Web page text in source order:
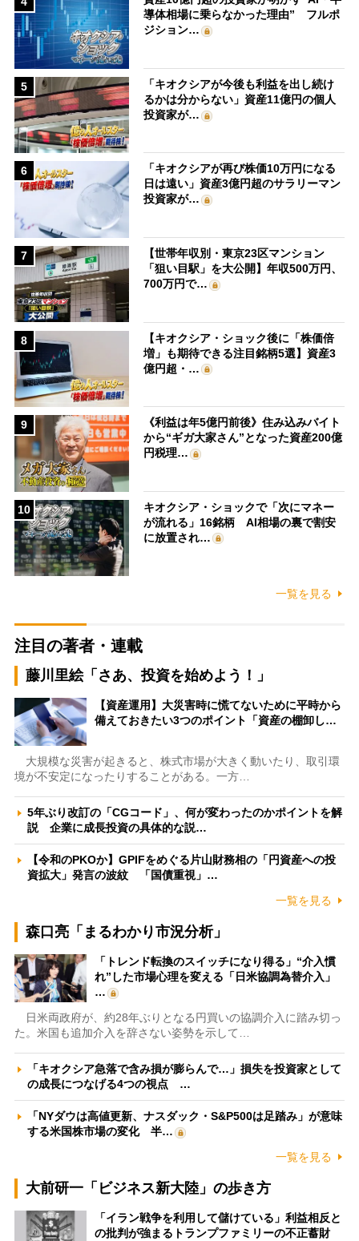
導体相場に乗らなかった理由” フルポ
ジション…
5
「キオクシアが今後も利益を出し続け
るかは分からない」資産11億円の個人
投資家が…
6
「キオクシアが再び株価10万円になる
日は遠い」資産3億円超のサラリーマン
投資家が…
7
【世帯年収別・東京23区マンション
「狙い目駅」を大公開】年収500万円、
700万円で…
8
【キオクシア・ショック後に「株価倍
増」も期待できる注目銘柄5選】資産3
億円超・…
9
《利益は年5億円前後》住み込みバイト
から“ギガ大家さん”となった資産200億
円税理…
10
キオクシア・ショックで「次にマネー
が流れる」16銘柄 AI相場の裏で割安
に放置され…
一覧を見る
注目の著者・連載
藤川里絵「さあ、投資を始めよう！」
【資産運用】大災害時に慌てないために平時から
備えておきたい3つのポイント「資産の棚卸し…
大規模な災害が起きると、株式市場が大きく動いたり、取引環
境が不安定になったりすることがある。一方…
5年ぶり改訂の「CGコード」、何が変わったのかポイントを解
説 企業に成長投資の具体的な説…
【令和のPKOか】GPIFをめぐる片山財務相の「円資産への投
資拡大」発言の波紋 「国債重視」…
一覧を見る
森口亮「まるわかり市況分析」
「トレンド転換のスイッチになり得る」“介入慣
れ”した市場心理を変える「日米協調為替介入」
…
日米両政府が、約28年ぶりとなる円買いの協調介入に踏み切っ
た。米国も追加介入を辞さない姿勢を示して…
「キオクシア急落で含み損が膨らんで…」損失を投資家として
の成長につなげる4つの視点 …
「NYダウは高値更新、ナスダック・S&P500は足踏み」が意味
する米国株市場の変化 半…
一覧を見る
大前研一「ビジネス新大陸」の歩き方
「イラン戦争を利用して儲けている」利益相反と
の批判が強まるトランプファミリーの不正蓄財